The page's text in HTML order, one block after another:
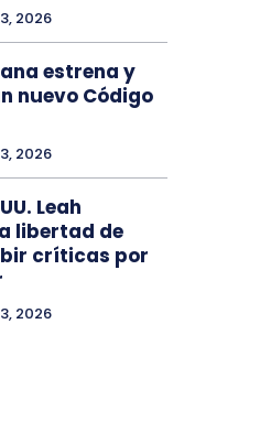
2026
estrena y
nuevo Código
2026
Leah
libertad de
críticas por
2026